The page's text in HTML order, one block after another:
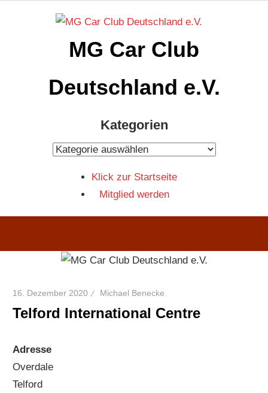
MG Car Club
Deutschland e.V.
Kategorien
Kategorien
Klick zur Startseite
Mitglied werden
16. Dezember 2020 Michael Benecke
Telford International Centre
Adresse
Overdale
Telford